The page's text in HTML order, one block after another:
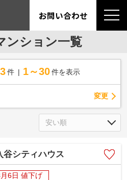
お問い合わせ
ンション一覧
3 件 1～30 件を表示
変更
谷シティハウス
6日 値下げ